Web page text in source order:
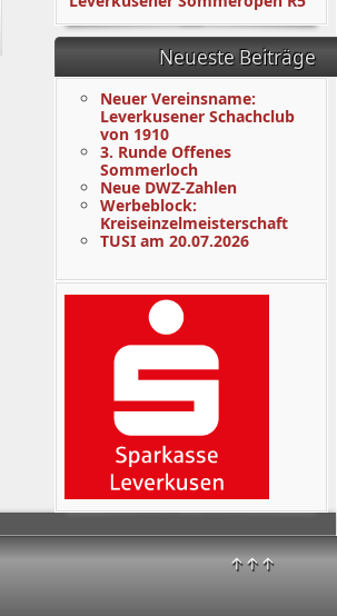
↑↑↑
Neueste Beiträge
Neuer Vereinsname:
Leverkusener Schachclub
von 1910
3. Runde Offenes
Sommerloch
Neue DWZ-Zahlen
Werbeblock:
Kreiseinzelmeisterschaft
TUSI am 20.07.2026